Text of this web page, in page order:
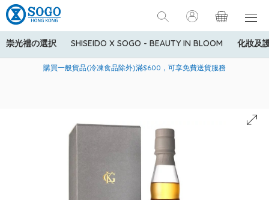
崇光禮の選択 SHISEIDO X SOGO - BEAUTY IN BLOOM 化妝及
美國運通Explorer®信用卡會員購物禮遇：高達5%簽賬回贈！
購買一般貨品(冷凍食品除外)滿$600，可享免費送貨服務
寄送中國內地服務只適用於指定商品，若訂單金額少於HK$600(折